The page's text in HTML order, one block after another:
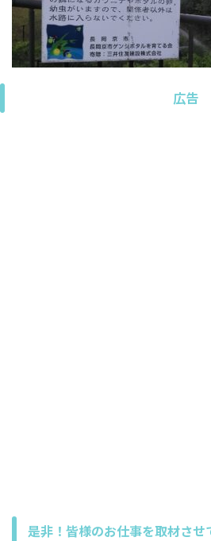
広告
是非！皆様のお仕事を取材さ